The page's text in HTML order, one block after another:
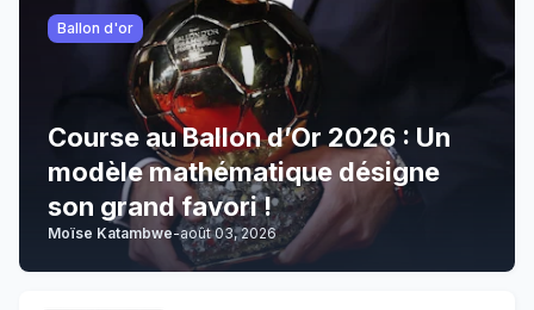
Ballon d'or
Course au Ballon d’Or 2026 : Un
modèle mathématique désigne
son grand favori !
Moïse Katambwe-août 03, 2026